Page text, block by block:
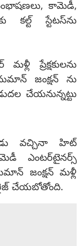
సంభాషణలు, కామెడీ,
కల్ట్ స్టేటస్‌ను
ప్రేక్షకులను
జంక్షన్ ను
చేయనున్నట్టు
వచ్చినా హిట్
ఎంటర్‌టైనర్స్
జంక్షన్ మళ్లీ
చేయబోతోంది.